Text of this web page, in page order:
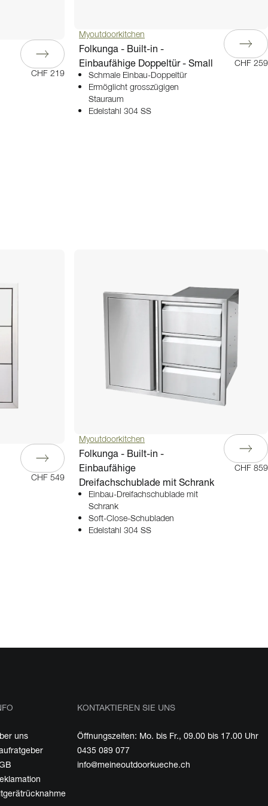
CHF 219
Myoutdoorkitchen
Folkunga - Built-in -
Einbaufähige Doppeltür - Small
Schmale Einbau-Doppeltür
Ermöglicht grosszügigen
Stauraum
Edelstahl 304 SS
CHF 259
CHF 549
Myoutdoorkitchen
Folkunga - Built-in -
Einbaufähige
Dreifachschublade mit Schrank
Einbau-Dreifachschublade mit
Schrank
Soft-Close-Schubladen
Edelstahl 304 SS
CHF 859
uns
KONTAKTIEREN SIE UNS
Öffnungszeiten: Mo. bis Fr., 09.00 bis 17.00 Uhr
0435 089 077
info@meineoutdoorkueche.ch